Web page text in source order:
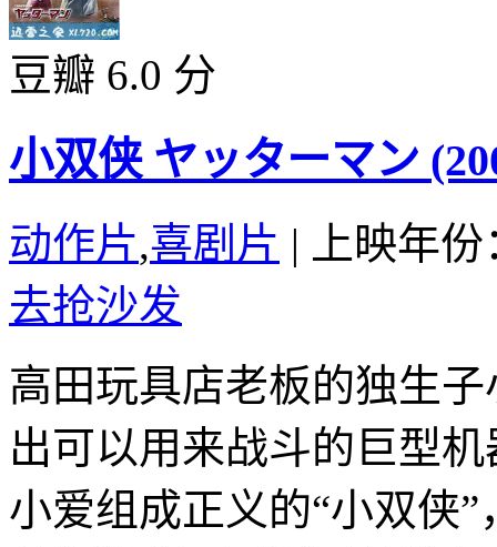
豆瓣 6.0 分
小双侠 ヤッターマン
动作片,喜剧片 |
上映年
去抢沙发
高田玩具店老板的独生
出可以用来战斗的巨型
小爱组成正义的“小双侠